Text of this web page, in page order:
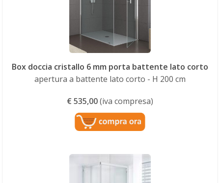
Box doccia cristallo 6 mm porta battente lato corto
apertura a battente lato corto - H 200 cm
€ 535,00(iva compresa)